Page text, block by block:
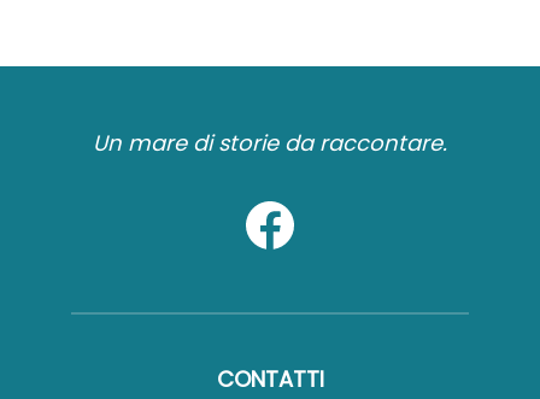
Un mare di storie da raccontare.
CONTATTI